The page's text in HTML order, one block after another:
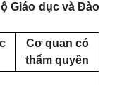
Giáo dục và Đào
Cơ quan có
thẩm quyền